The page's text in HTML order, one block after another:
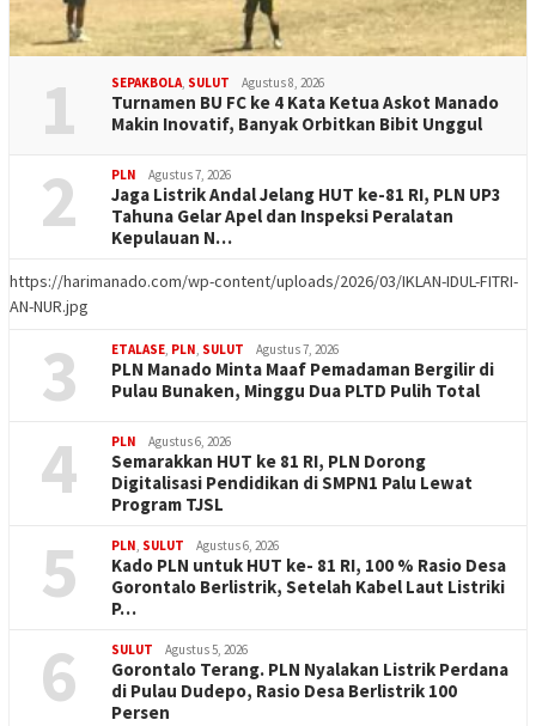
1 SEPAKBOLA, SULUT Agustus 8, 2026
Turnamen BU FC ke 4 Kata Ketua Askot Manado
Makin Inovatif, Banyak Orbitkan Bibit Unggul
2 PLN Agustus 7, 2026
Jaga Listrik Andal Jelang HUT ke-81 RI, PLN UP3
Tahuna Gelar Apel dan Inspeksi Peralatan
Kepulauan N…
https://harimanado.com/wp-content/uploads/2026/03/IKLAN-IDUL-FITRI-
AN-NUR.jpg
3 ETALASE, PLN, SULUT Agustus 7, 2026
PLN Manado Minta Maaf Pemadaman Bergilir di
Pulau Bunaken, Minggu Dua PLTD Pulih Total
4 PLN Agustus 6, 2026
Semarakkan HUT ke 81 RI, PLN Dorong
Digitalisasi Pendidikan di SMPN1 Palu Lewat
Program TJSL
5 PLN, SULUT Agustus 6, 2026
Kado PLN untuk HUT ke- 81 RI, 100 % Rasio Desa
Gorontalo Berlistrik, Setelah Kabel Laut Listriki
P…
6 SULUT Agustus 5, 2026
Gorontalo Terang. PLN Nyalakan Listrik Perdana
di Pulau Dudepo, Rasio Desa Berlistrik 100
Persen